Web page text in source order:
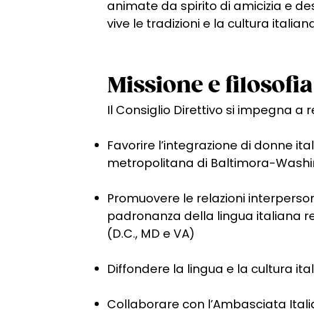
animate da spirito di amicizia e
vive le tradizioni e la cultura
Missione e filosofia
Il Consiglio Direttivo si impegna a
Favorire l’integrazione di donne
metropolitana di Baltimora-
Promuovere le relazioni
padronanza della lingua italiana
(D.C., MD e VA)
Diffondere la lingua e la cultura
Collaborare con l’Ambasciata